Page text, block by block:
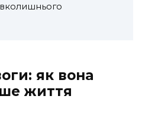
як вона
життя